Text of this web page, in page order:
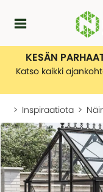
Kampanjat
KATEGORIAT
Yleiskatsaus -
Asiakaspalvelu
KATEGORIAT
Lasiterassiopas
KESÄN
Katso kaikki
Inspiraatiota